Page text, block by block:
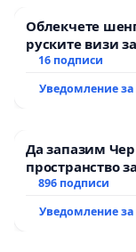
Облекчете
руските визи
16 подписи
Уведомление
Да запазим
пространство
896 подписи
Уведомление